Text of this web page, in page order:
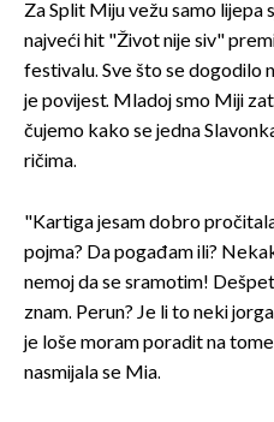
Za Split Miju vežu samo lijepa
najveći hit "Život nije siv"
festivalu. Sve što se dogodilo
je povijest. Mladoj smo Miji
čujemo kako se jedna
ričima.
"Kartiga jesam dobro
pojma? Da pogađam ili?
nemoj da se sramotim!
znam. Perun? Je li to neki
je loše moram poradit na
nasmijala se Mia.